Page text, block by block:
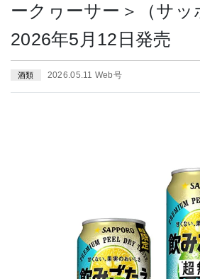
ークヮーサー＞（サッ
2026年5月12日発売
酒類 2026.05.11 Web号